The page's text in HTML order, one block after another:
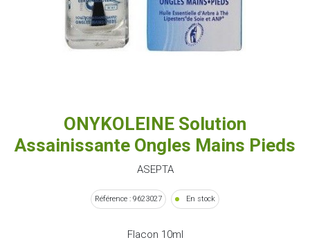
ONYKOLEINE Solution
Assainissante Ongles Mains Pieds
ASEPTA
Référence : 9623027 En stock
Flacon 10ml